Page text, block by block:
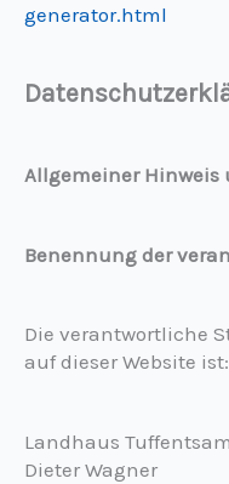
generator.html
Allgemeiner
Benennung der
Die verantwortliche
auf dieser Website ist:
Landhaus
Dieter Wagner